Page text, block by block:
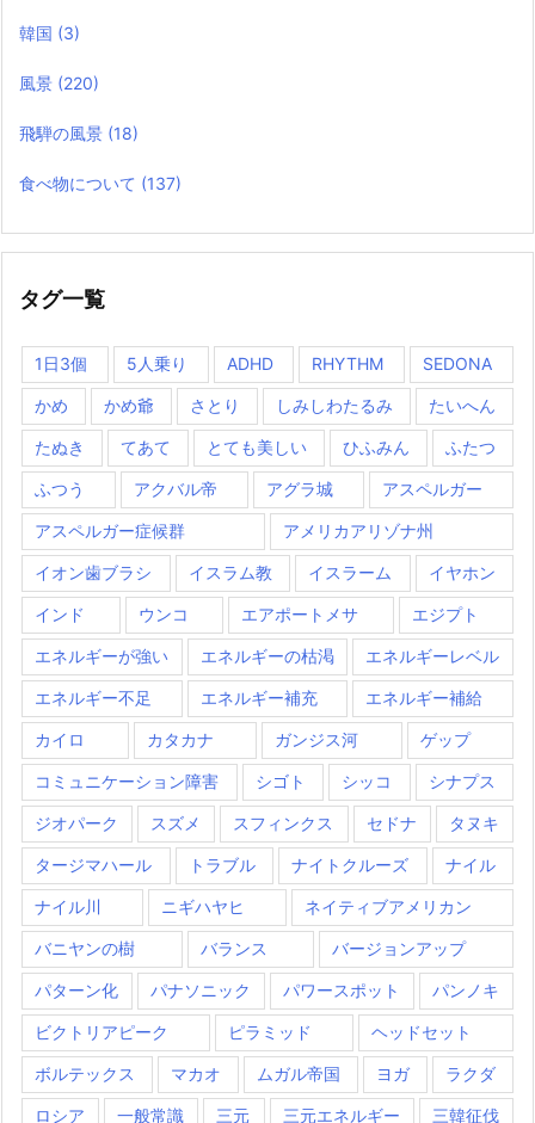
韓国 (3)
風景 (220)
飛騨の風景 (18)
食べ物について (137)
タグ一覧
1日3個 5人乗り ADHD RHYTHM SEDONA
かめ かめ爺 さとり しみしわたるみ たいへん
たぬき てあて とても美しい ひふみん ふたつ
ふつう アクバル帝 アグラ城 アスペルガー
アスペルガー症候群 アメリカアリゾナ州
イオン歯ブラシ イスラム教 イスラーム イヤホン
インド ウンコ エアポートメサ エジプト
エネルギーが強い エネルギーの枯渇 エネルギーレベル
エネルギー不足 エネルギー補充 エネルギー補給
カイロ カタカナ ガンジス河 ゲップ
コミュニケーション障害 シゴト シッコ シナプス
ジオパーク スズメ スフィンクス セドナ タヌキ
タージマハール トラブル ナイトクルーズ ナイル
ナイル川 ニギハヤヒ ネイティブアメリカン
バニヤンの樹 バランス バージョンアップ
パターン化 パナソニック パワースポット パンノキ
ビクトリアピーク ピラミッド ヘッドセット
ボルテックス マカオ ムガル帝国 ヨガ ラクダ
ロシア 一般常識 三元 三元エネルギー 三韓征伐